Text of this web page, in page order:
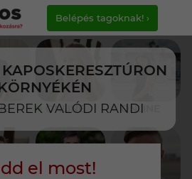
VALÓDI RANDI
Belépés tagoknak! ›
ONLINE ONLINE
el most!